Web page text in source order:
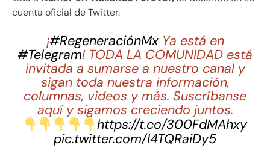
cuenta oficial de Twitter.
¡#RegeneraciónMxYa está en
#Telegram! TODA LA COMUNIDAD está
invitada a sumarse a nuestro canal y
sigan toda nuestra información,
columnas, videos y más. Suscríbanse
aquí y sigamos creciendo juntos.
https://t.co/300FdMAhxy
pic.twitter.com/I4TQRaiDy5